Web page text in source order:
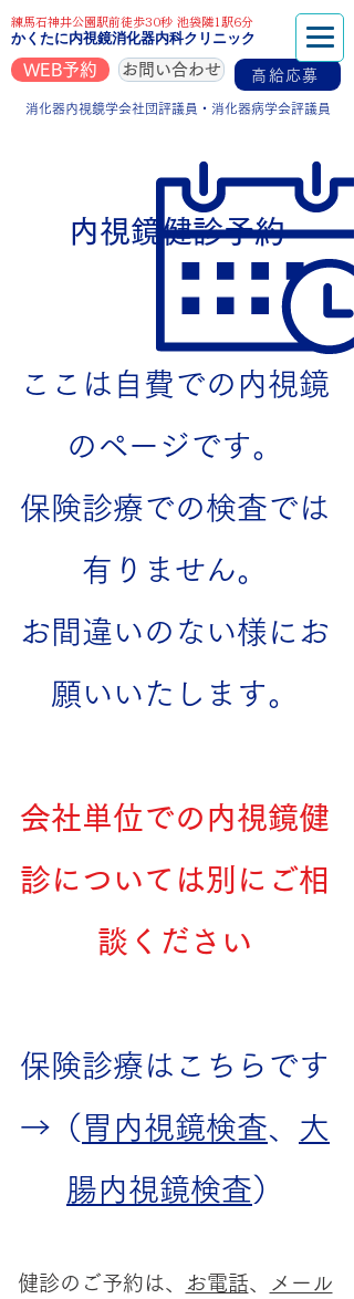
練馬石神井公園駅前徒歩30秒 池袋隣1駅6分
かくたに内視鏡消化器内科クリニック
お問い合わせ
WEB予約 高給応募
消化器内視鏡学会社団評議員・消化器病学会評議員
内視鏡健診予約
ここは自費での内視鏡
のページです。
保険診療での検査では
有りません。
お間違いのない様にお
願いいたします。
会社単位での内視鏡健
診については別にご相
談ください
保険診療はこちらです
→（ 胃内視鏡検査、 大
腸内視鏡検査 ）
​健診のご予約は、 お電話、
メール